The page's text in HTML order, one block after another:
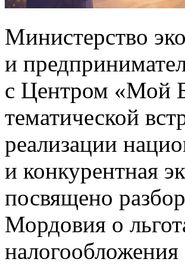
Министерство
и
с Центром «Мой
тематической
реализации
и конкурентная
посвящено
Мордовия о